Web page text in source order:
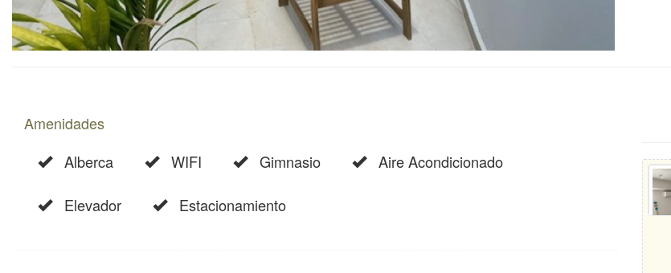
Amenidades
Alberca
WIFI Gimnasio Aire Acondicionado
Elevador Estacionamiento